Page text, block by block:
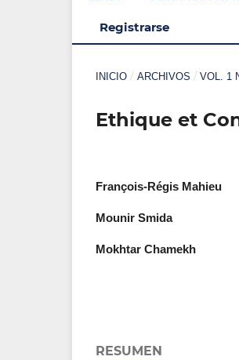
Registrarse
INICIO / ARCHIVOS / VOL. 1
Ethique et
François-Régis Mahieu
Mounir Smida
Mokhtar Chamekh
RESUMEN